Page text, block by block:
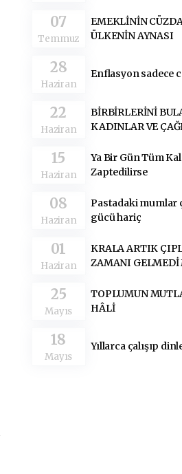
07
Temmuz
EMEKLİNİN
ÜLKENİN AYNASI
28
Haziran
Enflasyon sadece
22
Haziran
BİRBİRLERİNİ
KADINLAR VE
15
Haziran
Ya Bir Gün Tüm
Zaptedilirse
08
Haziran
Pastadaki mumlar
gücü hariç
01
Haziran
KRALA ARTIK
ZAMANI GELMEDİ
25
Mayıs
TOPLUMUN
HÂLİ
18
Mayıs
Yıllarca çalışıp